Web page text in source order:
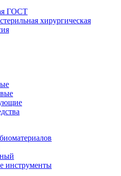
ГОСТ
хирургическая
инструменты